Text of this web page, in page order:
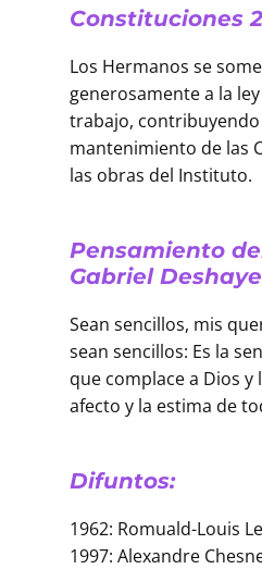
Constituciones
Los Hermanos se
generosamente a la
trabajo, contribuyendo
mantenimiento de las
las obras del Instituto.
Pensamiento
Gabriel
Sean sencillos, mis
sean sencillos: Es la
que complace a Dios y
afecto y la estima de
Difuntos:
1962: Romuald-Louis
1997: Alexandre